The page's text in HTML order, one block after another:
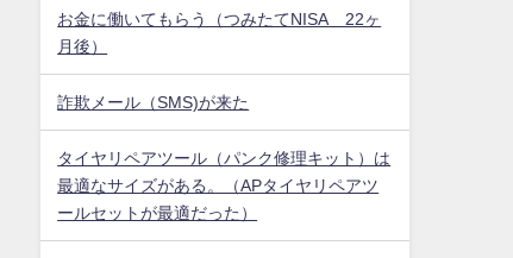
お金に働いてもらう（つみたてNISA 22ヶ
月後）
詐欺メール（SMS)が来た
タイヤリペアツール（パンク修理キット）は
最適なサイズがある。（APタイヤリペアツ
ールセットが最適だった）